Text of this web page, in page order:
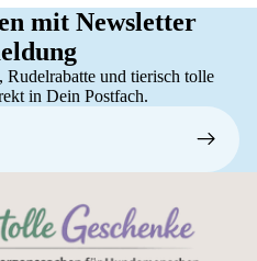
mit Newsletter
und tierisch tolle
in Dein Postfach.